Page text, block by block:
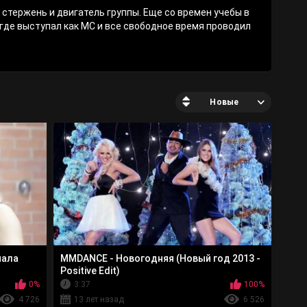
и двигатель группы. Еще со времен учебы в
выступал как MC и все свободное время проводил
– совсем не зря! Заинтересовав метров шоу бизнеса
Богдан стал основой группы MMDANCE.
внешностью, а и умеют хорошо петь и
избранницы. Его одинаково привлекают эффектные
очарованным искорками в глазах и
девушек!», говорит Богдан. Видимо в нем
жизни группы и жизни каждого человека. Легкие и
Ft DJ SMASH, «Лучший день», «Друзья», «Я
наше настроение на работе с коллегами и на
и танцполы Украины летом 2011 года. Сочетание
никого не оставило равнодушным!
2011г.), который за несколько недель собрал 1
год после создания группы, благодаря
Новые
0%
4 726
MMDANCE - Новогодняя (Новый год 2013 -
Positive Edit)
3:37
100%
13 лет назад
6 526